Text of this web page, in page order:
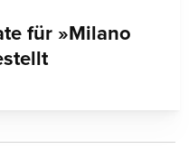
für »Milano